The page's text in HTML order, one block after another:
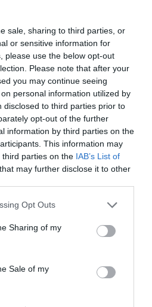
sale, sharing to third parties, or
or sensitive information for
please use the below opt-out
Please note that after your
you may continue seeing
personal information utilized by
disclosed to third parties prior to
opt-out of the further
information by third parties on the
This information may
parties on the IAB’s List of
that may further disclose it to other
Opt Outs
Sharing of my
Sale of my